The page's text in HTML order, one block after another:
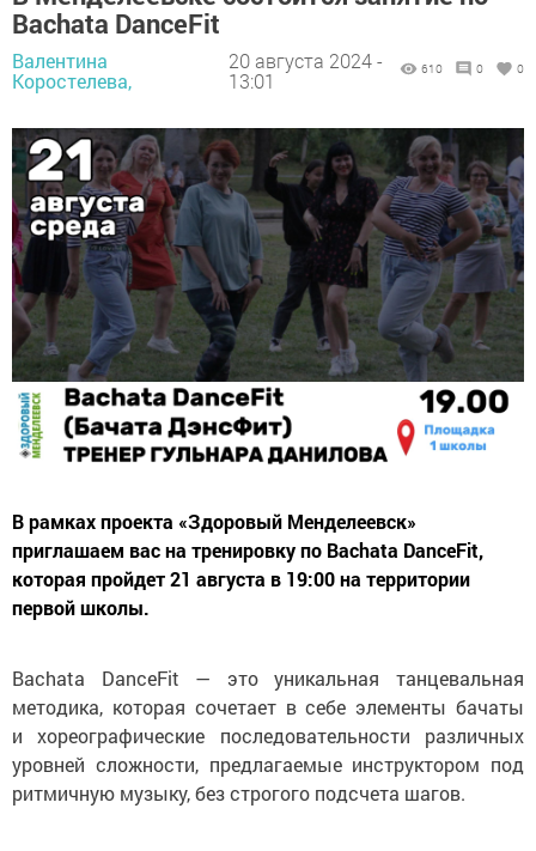
Bachata DanceFit
Валентина
Коростелева,
20 августа 2024 -
13:01
610 0 0
В рамках проекта «Здоровый Менделеевск»
приглашаем вас на тренировку по Bachata DanceFit,
которая пройдет 21 августа в 19:00 на территории
первой школы.
Bachata DanceFit — это уникальная танцевальная
методика, которая сочетает в себе элементы бачаты
и хореографические последовательности различных
уровней сложности, предлагаемые инструктором под
ритмичную музыку, без строгого подсчета шагов.